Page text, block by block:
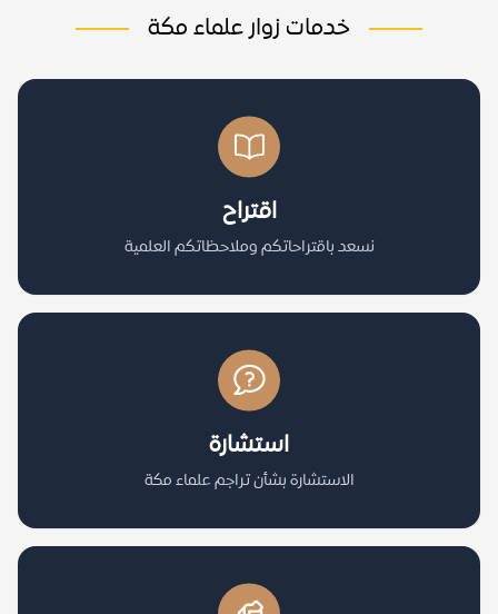
خدمات زوار علماء مكة
اقتراح
نسعد باقتراحاتكم وملاحظاتكم العلمية
استشارة
الاستشارة بشأن تراجم علماء مكة